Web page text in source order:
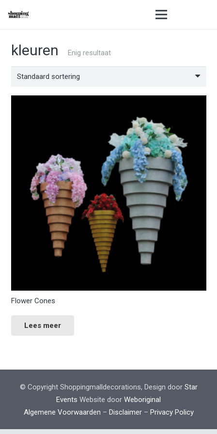
kleuren Enig resultaat
Flower Cones
Lees meer
© Copyright Shoppingmalldecorations, Design door Star
Events Website door Weboriginal
Algemene Voorwaarden – Disclaimer– Privacy Policy